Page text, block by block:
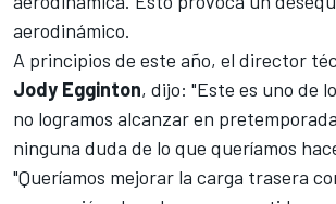
aerodinámico.
A principios de este año, el director
Jody Egginton, dijo: "Este es uno de
no logramos alcanzar en
ninguna duda de lo que queríamos
"Queríamos mejorar la carga trasera